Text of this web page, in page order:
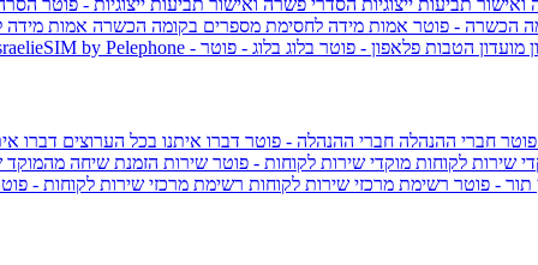
תביעות ייצוגיות הסדרי פשרה ואישור תביעות ייצוגיות - פוטר
הכשרה - פוטר אמות מידה לחסימת מספרים בקומה הכשרה אמות
מועדון הטבות פלאפון - פוטר בלוג בלוג - פוטר
פוטר חברי ההנהלה חברי ההנהלה - פוטר דברו איתנו בכל הערוצים דברו
שירות לקוחות מוקדי שירות לקוחות - פוטר שירות הזמנת שיחה מהמוקד
תור - פוטר רשימת מרכזי שירות לקוחות רשימת מרכזי שירות לקוחות -